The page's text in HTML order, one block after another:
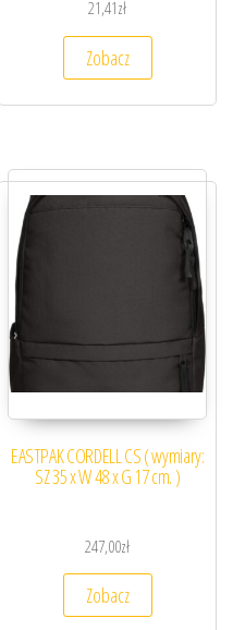
21,41zł
Zobacz
EASTPAK CORDELL CS ( wymiary:
SZ 35 x W 48 x G 17 cm. )
247,00zł
Zobacz